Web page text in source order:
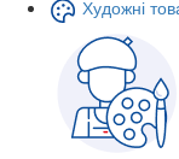
Художні